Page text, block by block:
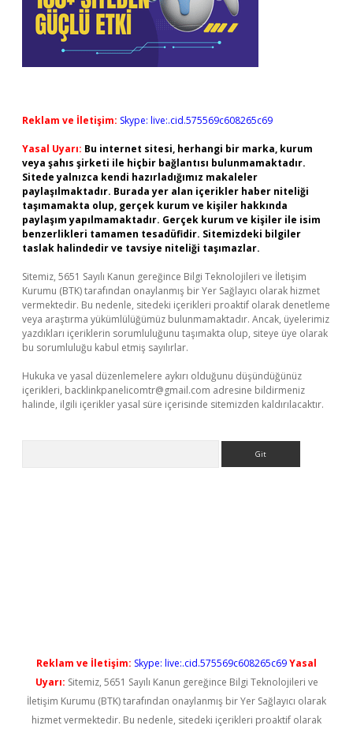
Reklam ve İletişim: Skype: live:.cid.575569c608265c69
Yasal Uyarı: Bu internet sitesi, herhangi bir marka, kurum
veya şahıs şirketi ile hiçbir bağlantısı bulunmamaktadır.
Sitede yalnızca kendi hazırladığımız makaleler
paylaşılmaktadır. Burada yer alan içerikler haber niteliği
taşımamakta olup, gerçek kurum ve kişiler hakkında
paylaşım yapılmamaktadır. Gerçek kurum ve kişiler ile isim
benzerlikleri tamamen tesadüfidir. Sitemizdeki bilgiler
taslak halindedir ve tavsiye niteliği taşımazlar.
Sitemiz, 5651 Sayılı Kanun gereğince Bilgi Teknolojileri ve İletişim
Kurumu (BTK) tarafından onaylanmış bir Yer Sağlayıcı olarak hizmet
vermektedir. Bu nedenle, sitedeki içerikleri proaktif olarak denetleme
veya araştırma yükümlülüğümüz bulunmamaktadır. Ancak, üyelerimiz
yazdıkları içeriklerin sorumluluğunu taşımakta olup, siteye üye olarak
bu sorumluluğu kabul etmiş sayılırlar.
Hukuka ve yasal düzenlemelere aykırı olduğunu düşündüğünüz
içerikleri, backlinkpanelicomtr@gmail.com adresine bildirmeniz
halinde, ilgili içerikler yasal süre içerisinde sitemizden kaldırılacaktır.
Reklam ve İletişim: Skype: live:.cid.575569c608265c69Yasal
Uyarı: Sitemiz, 5651 Sayılı Kanun gereğince Bilgi Teknolojileri ve
İletişim Kurumu (BTK) tarafından onaylanmış bir Yer Sağlayıcı olarak
hizmet vermektedir. Bu nedenle, sitedeki içerikleri proaktif olarak